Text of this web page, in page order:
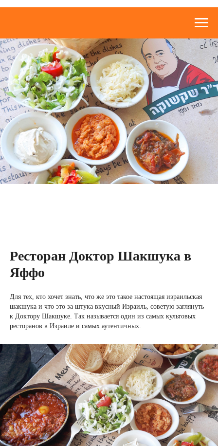
Ресторан Доктор Шакшука в
Яффо
Для тех, кто хочет знать, что же это такое настоящая израильская
шакшука и что это за штука вкусный Израиль, советую заглянуть
к Доктору Шакшуке. Так называется один из самых культовых
ресторанов в Израиле и самых аутентичных.